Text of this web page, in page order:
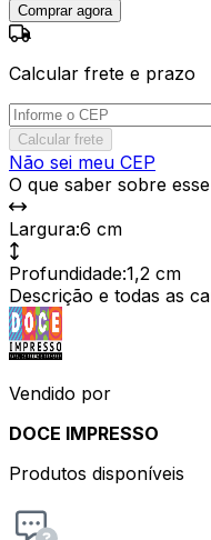
Comprar agora
Calcular frete e prazo
Calcular frete
Não sei meu CEP
O que saber sobre
Largura:6 cm
Profundidade:1,2 cm
Descrição e todas as
Vendido por
DOCE IMPRESSO
Produtos disponíveis